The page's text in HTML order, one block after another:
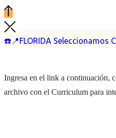
☎️📍FLORIDA Seleccionamos
Ingresa en el link a continuación,
archivo con el Curriculum para